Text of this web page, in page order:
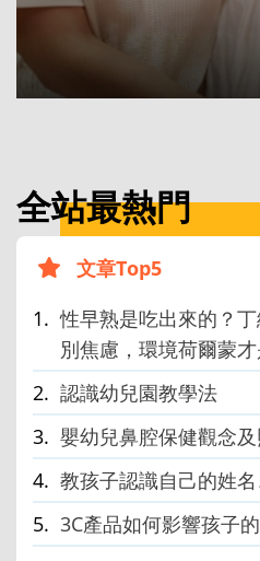
全站最熱門
文章Top5
性早熟是吃出來的？
別焦慮，環境荷爾蒙
認識幼兒園教學法
嬰幼兒鼻腔保健觀念
教孩子認識自己的姓
3C產品如何影響孩子